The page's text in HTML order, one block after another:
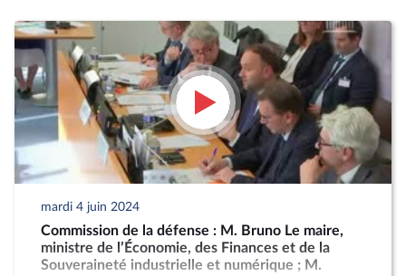
mardi 4 juin 2024
Commission de la défense : M. Bruno Le maire,
ministre de l’Économie, des Finances et de la
Souveraineté industrielle et numérique ; M.